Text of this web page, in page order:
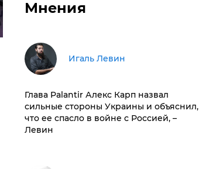
Мнения
Игаль Левин
Глава Palantir Алекс Карп назвал
сильные стороны Украины и объяснил,
что ее спасло в войне с Россией, –
Левин